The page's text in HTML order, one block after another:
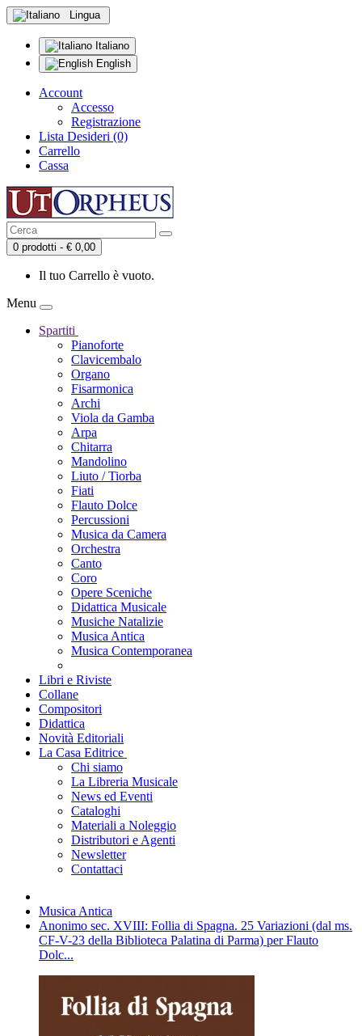
Lingua
Italiano
English
Account
Accesso
Registrazione
Lista Desideri (0)
Carrello
Cassa
0 prodotti - € 0,00
Il tuo Carrello è vuoto.
Menu
Spartiti
Pianoforte
Clavicembalo
Organo
Fisarmonica
Archi
Viola da Gamba
Arpa
Chitarra
Mandolino
Liuto / Tiorba
Fiati
Flauto Dolce
Percussioni
Musica da Camera
Orchestra
Canto
Coro
Opere Sceniche
Didattica Musicale
Musiche Natalizie
Musica Antica
Musica Contemporanea
Libri e Riviste
Collane
Compositori
Didattica
Novità Editoriali
La Casa Editrice
Chi siamo
La Libreria Musicale
News ed Eventi
Cataloghi
Materiali a Noleggio
Distributori e Agenti
Newsletter
Contattaci
Musica Antica
Anonimo sec. XVIII: Follia di Spagna. 25 Variazioni (dal ms.
CF-V-23 della Biblioteca Palatina di Parma) per Flauto
Dolc...